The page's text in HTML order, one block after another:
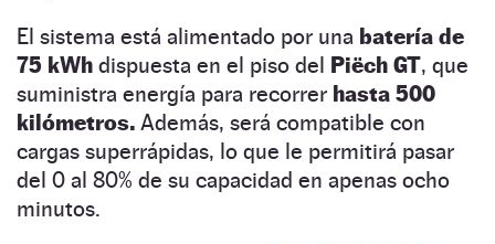
El sistema está alimentado por una batería de
75 kWh dispuesta en el piso del Piëch GT, que
suministra energía para recorrer hasta 500
kilómetros. Además, será compatible con
cargas superrápidas, lo que le permitirá pasar
del 0 al 80% de su capacidad en apenas ocho
minutos.